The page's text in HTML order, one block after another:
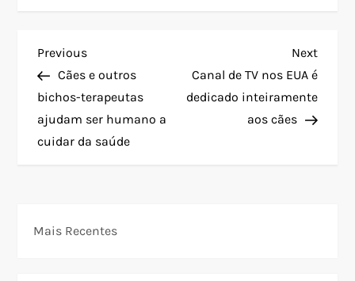
N
a
v
a
Previous
Post
Previous
Cães e outros
bichos-terapeutas
ajudam ser humano a
cuidar da saúde
Next
Post
Next
Canal de TV nos EUA é
dedicado inteiramente
aos cães
Mais Recentes